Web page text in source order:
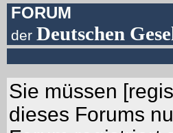
FORUM
derDeutschen
Sie müssen [
dieses Forums